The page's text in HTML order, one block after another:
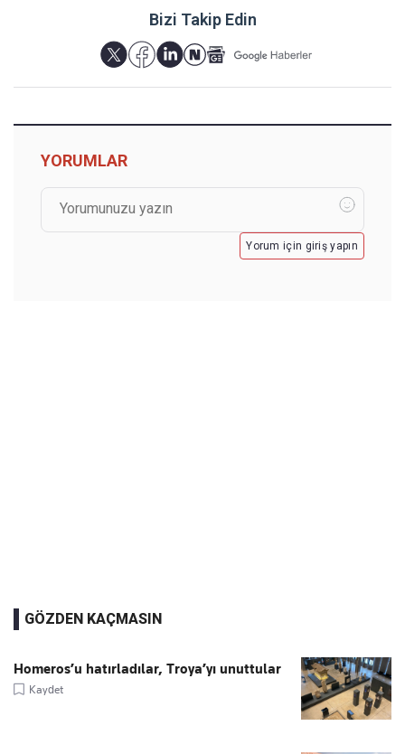
Bizi Takip Edin
YORUMLAR
Yorum için giriş yapın
GÖZDEN KAÇMASIN
Homeros’u hatırladılar, Troya’yı unuttular
Kaydet